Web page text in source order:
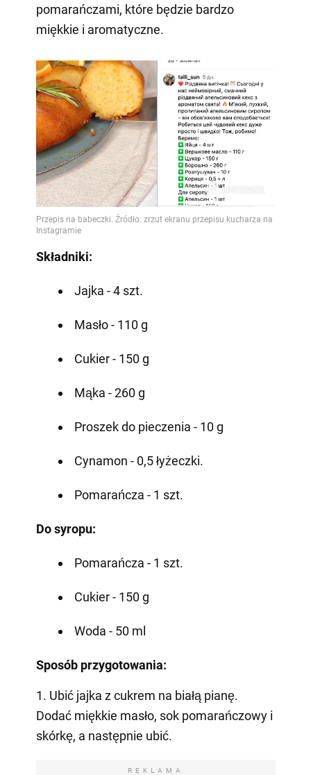
pomarańczami, które będzie bardzo
miękkie i aromatyczne.
Składniki:
Jajka - 4 szt.
Masło - 110 g
Cukier - 150 g
Mąka - 260 g
Proszek do pieczenia - 10 g
Cynamon - 0,5 łyżeczki.
Pomarańcza - 1 szt.
Do syropu:
Pomarańcza - 1 szt.
Cukier - 150 g
Woda - 50 ml
Sposób przygotowania:
1. Ubić jajka z cukrem na białą pianę.
Dodać miękkie masło, sok pomarańczowy i
skórkę, a następnie ubić.
REKLAMA